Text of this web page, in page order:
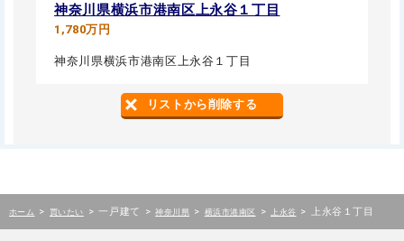
神奈川県横浜市港南区上永谷１丁目
1,780万円
神奈川県横浜市港南区上永谷１丁目
リストから削除する
ホーム > 買いたい > 一戸建て > 神奈川県 > 横浜市港南区 > 上永谷 > 上永谷１丁目